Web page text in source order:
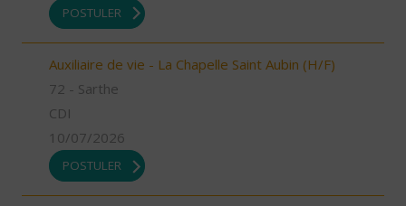
POSTULER
Auxiliaire de vie - La Chapelle Saint Aubin (H/F)
72 - Sarthe
CDI
10/07/2026
POSTULER